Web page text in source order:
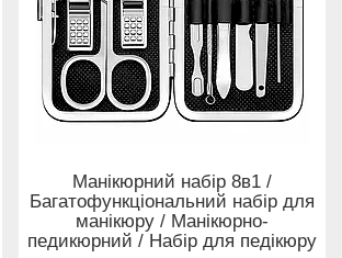
Манікюрний набір 8в1 /
Багатофункціональний набір для
манікюру / Манікюрно-
педикюрний / Набір для педікюру